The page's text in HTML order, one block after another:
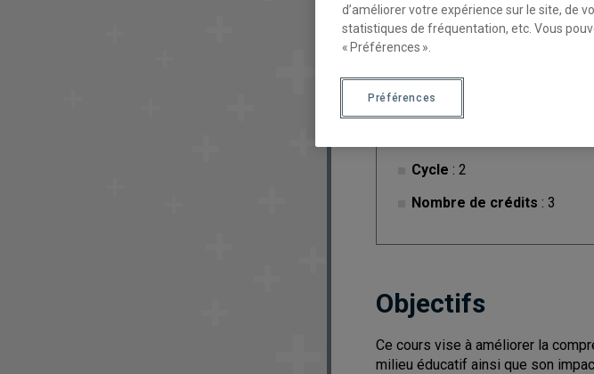
Description
Cycle : 2
Nombre de crédits : 3
Objectifs
Ce cours vise à améliorer la
milieu éducatif ainsi que son
d’améliorer votre expérience sur le site, de
statistiques de fréquentation, etc. Vous
« Préférences ».
Préférences